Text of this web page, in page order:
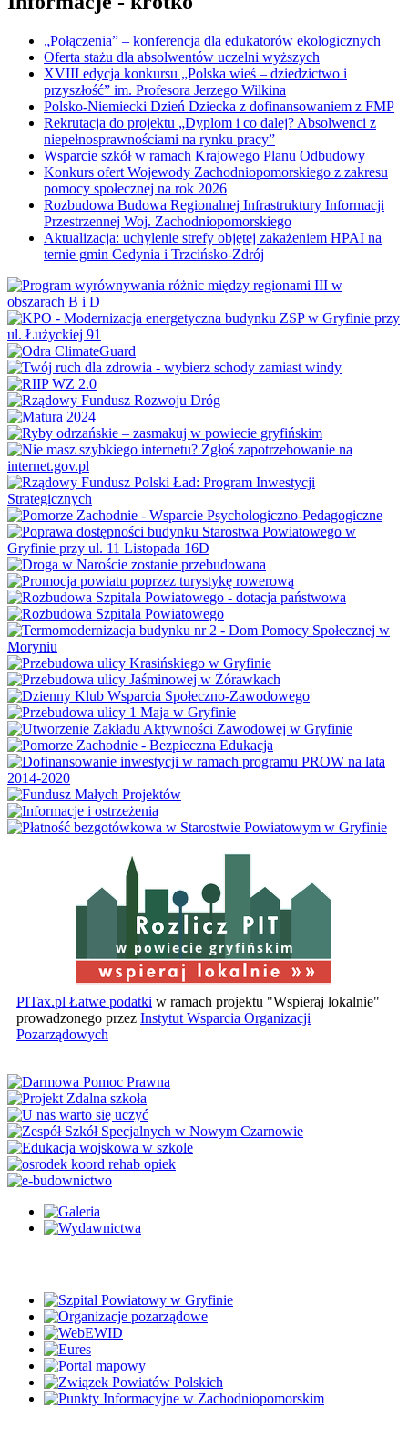
„Połączenia” – konferencja dla edukatorów ekologicznych
Oferta stażu dla absolwentów uczelni wyższych
XVIII edycja konkursu „Polska wieś – dziedzictwo i
przyszłość” im. Profesora Jerzego Wilkina
Polsko-Niemiecki Dzień Dziecka z dofinansowaniem z FMP
Rekrutacja do projektu „Dyplom i co dalej? Absolwenci z
niepełnosprawnościami na rynku pracy”
Wsparcie szkół w ramach Krajowego Planu Odbudowy
Konkurs ofert Wojewody Zachodniopomorskiego z zakresu
pomocy społecznej na rok 2026
Rozbudowa Budowa Regionalnej Infrastruktury Informacji
Przestrzennej Woj. Zachodniopomorskiego
Aktualizacja: uchylenie strefy objętej zakażeniem HPAI na
ternie gmin Cedynia i Trzcińsko-Zdrój
w powiecie gryfińskim
PITax.pl Łatwe podatki w ramach projektu "Wspieraj lokalnie"
prowadzonego przez Instytut Wsparcia Organizacji
Pozarządowych